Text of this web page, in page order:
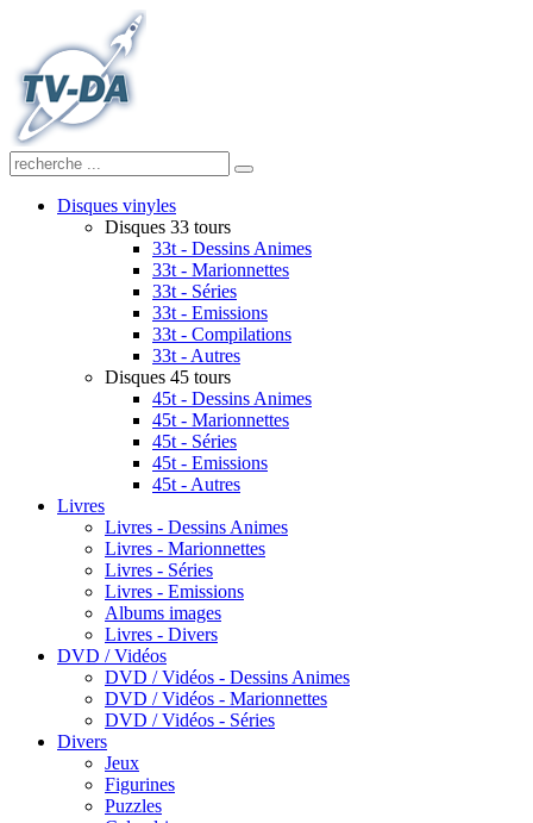
Disques vinyles
Disques 33 tours
33t - Dessins Animes
33t - Marionnettes
33t - Séries
33t - Emissions
33t - Compilations
33t - Autres
Disques 45 tours
45t - Dessins Animes
45t - Marionnettes
45t - Séries
45t - Emissions
45t - Autres
Livres
Livres - Dessins Animes
Livres - Marionnettes
Livres - Séries
Livres - Emissions
Albums images
Livres - Divers
DVD / Vidéos
DVD / Vidéos - Dessins Animes
DVD / Vidéos - Marionnettes
DVD / Vidéos - Séries
Divers
Jeux
Figurines
Puzzles